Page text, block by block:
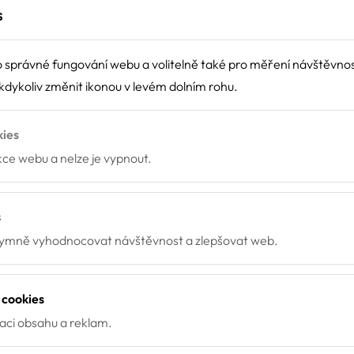
tábor Sport klub
Fame, České Budějovice, Ledenická - St. Pohůrka 328, 370 06
správné fungování webu a volitelně také pro měření
změnit ikonou v levém dolním rohu.
webu a nelze je vypnout.
vyhodnocovat návštěvnost a zlepšovat web.
obsahu a reklam.